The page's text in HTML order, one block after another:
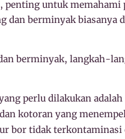
penting untuk memahami
berminyak biasanya
berminyak, langkah-
perlu dilakukan
kotoran yang
bor tidak